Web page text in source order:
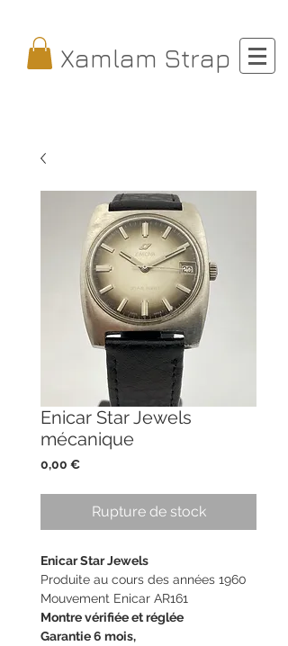
Xamlam Strap
Enicar Star Jewels
mécanique
0,00 €Prix
Rupture de stock
Enicar Star Jewels
Produite au cours des années 1960
Mouvement Enicar AR161
Montre vérifiée et réglée
Garantie 6 mois,